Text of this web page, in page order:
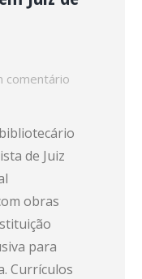
comentário
de Juiz
obras
para
Currículos